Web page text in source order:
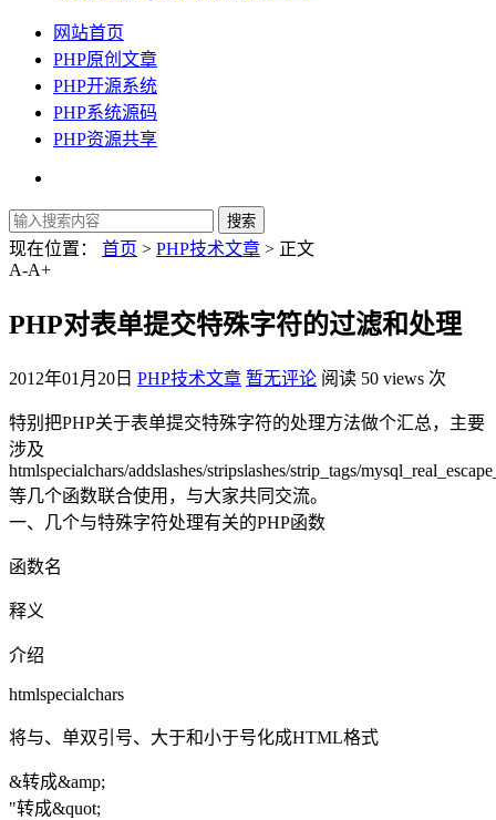
网站首页
PHP原创文章
PHP开源系统
PHP系统源码
PHP资源共享
现在位置： 首页 > PHP技术文章 > 正文
A-A+
PHP对表单提交特殊字符的过滤和处理
2012年01月20日 PHP技术文章 暂无评论 阅读 50 views 次
特别把PHP关于表单提交特殊字符的处理方法做个汇总，主要
涉及
htmlspecialchars/addslashes/stripslashes/strip_tags/
等几个函数联合使用，与大家共同交流。
一、几个与特殊字符处理有关的PHP函数
函数名
释义
介绍
htmlspecialchars
将与、单双引号、大于和小于号化成HTML格式
&转成&amp;
"转成&quot;